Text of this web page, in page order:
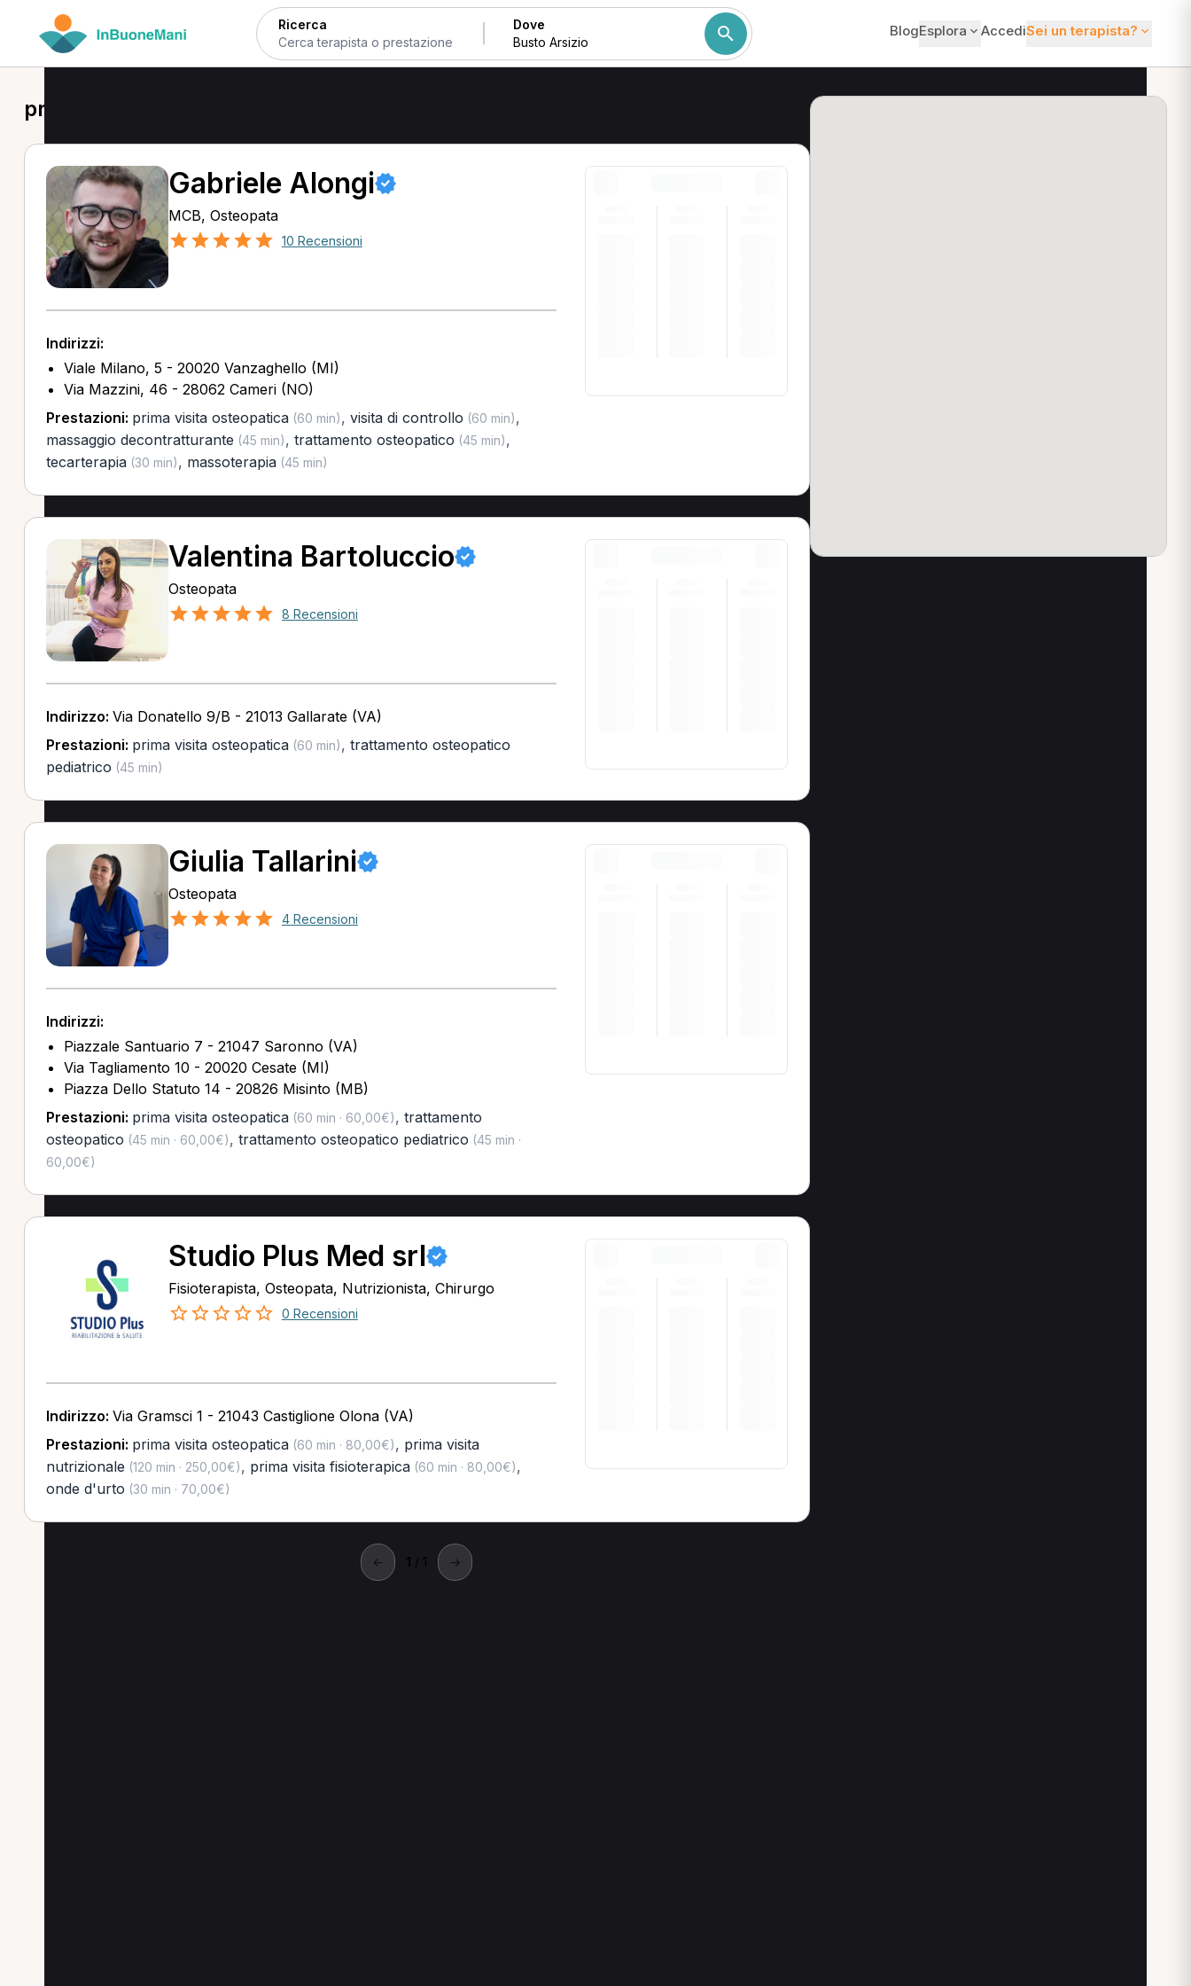
Ricerca Dove BlogEsplora AccediSei un terapista?
prima visita osteopatica a Busto Arsizio
Gabriele Alongi
MCB, Osteopata
10 Recensioni
Indirizzi:
Viale Milano, 5 - 20020 Vanzaghello (MI)
Via Mazzini, 46 - 28062 Cameri (NO)
Prestazioni: prima visita osteopatica(60 min), visita di controllo (60 min),
massaggio decontratturante (45 min), trattamento osteopatico (45 min),
tecarterapia(30 min), massoterapia(45 min)
Valentina Bartoluccio
Osteopata
8 Recensioni
Indirizzo: Via Donatello 9/B - 21013 Gallarate (VA)
Prestazioni: prima visita osteopatica(60 min), trattamento osteopatico
pediatrico (45 min)
Giulia Tallarini
Osteopata
4 Recensioni
Indirizzi:
Piazzale Santuario 7 - 21047 Saronno (VA)
Via Tagliamento 10 - 20020 Cesate (MI)
Piazza Dello Statuto 14 - 20826 Misinto (MB)
Prestazioni: prima visita osteopatica(60 min · 60,00€), trattamento
osteopatico (45 min · 60,00€), trattamento osteopatico pediatrico (45 min ·
60,00€)
Studio Plus Med srl
Fisioterapista, Osteopata, Nutrizionista, Chirurgo
0 Recensioni
Indirizzo: Via Gramsci 1 - 21043 Castiglione Olona (VA)
Prestazioni: prima visita osteopatica(60 min · 80,00€), prima visita
nutrizionale (120 min · 250,00€), prima visita fisioterapica(60 min · 80,00€),
onde d'urto (30 min · 70,00€)
← 1 / 1 →